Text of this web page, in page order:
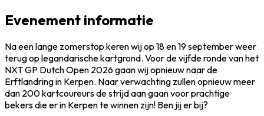
Evenement informatie
Na een lange zomerstop keren wij op 18 en 19 september weer
terug op legandarische kartgrond. Voor de vijfde ronde van het
NXT GP Dutch Open 2026 gaan wij opnieuw naar de
Erftlandring in Kerpen. Naar verwachting zullen opnieuw meer
dan 200 kartcoureurs de strijd aan gaan voor prachtige
bekers die er in Kerpen te winnen zijn! Ben jij er bij?